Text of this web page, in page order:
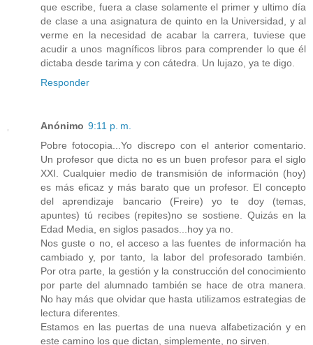
que escribe, fuera a clase solamente el primer y ultimo día
de clase a una asignatura de quinto en la Universidad, y al
verme en la necesidad de acabar la carrera, tuviese que
acudir a unos magníficos libros para comprender lo que él
dictaba desde tarima y con cátedra. Un lujazo, ya te digo.
Responder
Anónimo 9:11 p. m.
Pobre fotocopia...Yo discrepo con el anterior comentario.
Un profesor que dicta no es un buen profesor para el siglo
XXI. Cualquier medio de transmisión de información (hoy)
es más eficaz y más barato que un profesor. El concepto
del aprendizaje bancario (Freire) yo te doy (temas,
apuntes) tú recibes (repites)no se sostiene. Quizás en la
Edad Media, en siglos pasados...hoy ya no.
Nos guste o no, el acceso a las fuentes de información ha
cambiado y, por tanto, la labor del profesorado también.
Por otra parte, la gestión y la construcción del conocimiento
por parte del alumnado también se hace de otra manera.
No hay más que olvidar que hasta utilizamos estrategias de
lectura diferentes.
Estamos en las puertas de una nueva alfabetización y en
este camino los que dictan, simplemente, no sirven.